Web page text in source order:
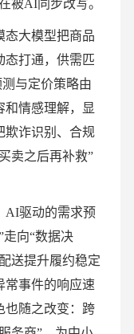
被AI同步改写。
态大模型把商品
态打通，供需匹
与定价策略由
和情感理解，显
欺诈识别、合规
卖之后再补救”
AI驱动的需求预
向“数据决
送提升履约稳定
常事件的响应速
也随之改变：跨